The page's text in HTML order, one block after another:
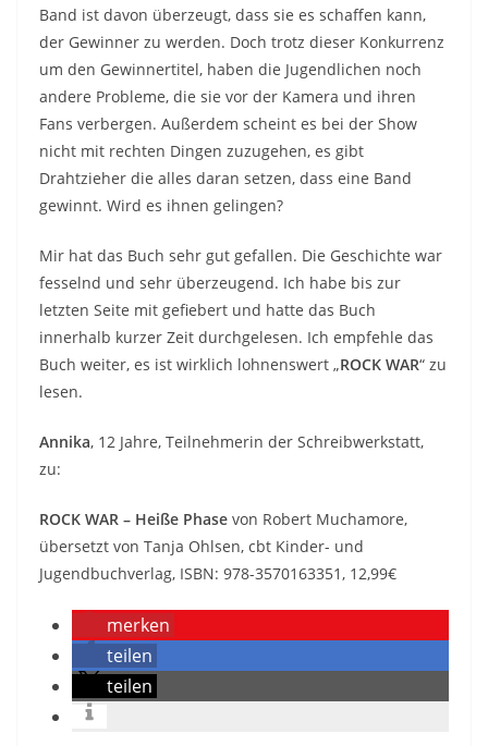
Band ist davon überzeugt, dass sie es schaffen kann,
der Gewinner zu werden. Doch trotz dieser Konkurrenz
um den Gewinnertitel, haben die Jugendlichen noch
andere Probleme, die sie vor der Kamera und ihren
Fans verbergen. Außerdem scheint es bei der Show
nicht mit rechten Dingen zuzugehen, es gibt
Drahtzieher die alles daran setzen, dass eine Band
gewinnt. Wird es ihnen gelingen?
Mir hat das Buch sehr gut gefallen. Die Geschichte war
fesselnd und sehr überzeugend. Ich habe bis zur
letzten Seite mit gefiebert und hatte das Buch
innerhalb kurzer Zeit durchgelesen. Ich empfehle das
Buch weiter, es ist wirklich lohnenswert „ROCK WAR“ zu
lesen.
Annika, 12 Jahre, Teilnehmerin der Schreibwerkstatt,
zu:
ROCK WAR – Heiße Phase von Robert Muchamore,
übersetzt von Tanja Ohlsen, cbt Kinder- und
Jugendbuchverlag, ISBN: 978-3570163351, 12,99€
merken
teilen
teilen